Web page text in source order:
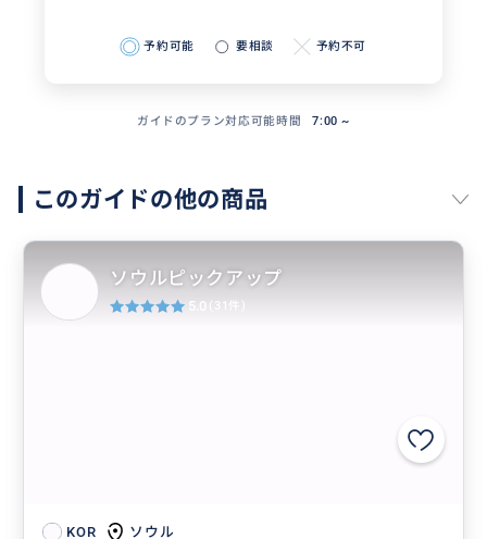
予約可能 要相談 予約不可
ガイドのプラン対応可能時間 7:00 ~
このガイドの他の商品
KOR ソウル
ソウルピックアップ
5.0 (31件)